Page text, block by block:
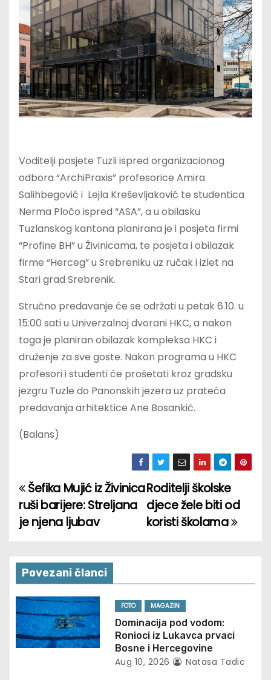
Voditelji posjete Tuzli ispred organizacionog
odbora “ArchiPraxis” profesorice Amira
Salihbegović i Lejla Kreševljaković te studentica
Nerma Pločo ispred “ASA”, a u obilasku
Tuzlanskog kantona planirana je i posjeta firmi
“Profine BH” u Živinicama, te posjeta i obilazak
firme “Herceg” u Srebreniku uz ručak i izlet na
Stari grad Srebrenik.
Stručno predavanje će se održati u petak 6.10. u
15:00 sati u Univerzalnoj dvorani HKC, a nakon
toga je planiran obilazak kompleksa HKC i
druženje za sve goste. Nakon programa u HKC
profesori i studenti će prošetati kroz gradsku
jezgru Tuzle do Panonskih jezera uz prateća
predavanja arhitektice Ane Bosankić.
(Balans)
P
o
t
n
a
v
Roditelji školske
djece žele biti od
koristi školama
Šefika Mujić iz Živinica
ruši barijere: Streljana
je njena ljubav
Povezani članci
FOTO MAGAZIN
Dominacija pod vodom:
Ronioci iz Lukavca prvaci
Bosne i Hercegovine
Aug 10, 2026 Natasa Tadic